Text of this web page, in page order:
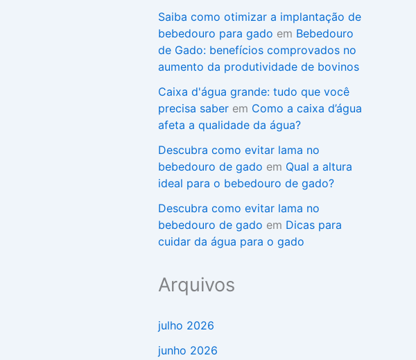
Saiba como otimizar a implantação de
bebedouro para gado em Bebedouro
de Gado: benefícios comprovados no
aumento da produtividade de bovinos
Caixa d'água grande: tudo que você
precisa saber em Como a caixa d’água
afeta a qualidade da água?
Descubra como evitar lama no
bebedouro de gado em Qual a altura
ideal para o bebedouro de gado?
Descubra como evitar lama no
bebedouro de gado em Dicas para
cuidar da água para o gado
Arquivos
julho 2026
junho 2026